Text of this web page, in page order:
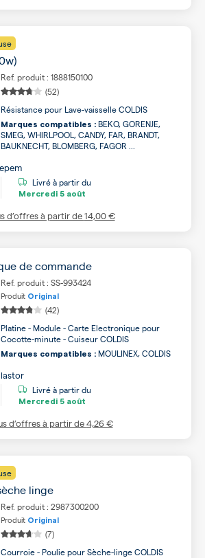
Ref. produit : 1888150100
(52)
Résistance pour Lave-vaisselle COLDIS
Marques compatibles : BEKO, GORENJE,
SMEG, WHIRLPOOL, CANDY, FAR, BRANDT,
BAUKNECHT, BLOMBERG, FAGOR ...
Livré à partir du
Mercredi 5 août
d’offres à partir de14,00 €
de commande
Ref. produit : SS-993424
Produit Original
(42)
Platine - Module - Carte Electronique pour
Cocotte-minute - Cuiseur COLDIS
Marques compatibles : MOULINEX, COLDIS
Livré à partir du
Mercredi 5 août
d’offres à partir de4,26 €
linge
Ref. produit : 2987300200
Produit Original
(7)
Courroie - Poulie pour Sèche-linge COLDIS